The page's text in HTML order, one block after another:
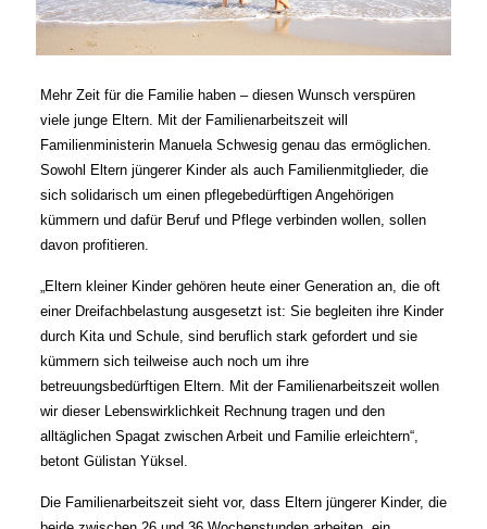
Mehr Zeit für die Familie haben – diesen Wunsch verspüren
viele junge Eltern. Mit der Familienarbeitszeit will
Familienministerin Manuela Schwesig genau das ermöglichen.
Sowohl Eltern jüngerer Kinder als auch Familienmitglieder, die
sich solidarisch um einen pflegebedürftigen Angehörigen
kümmern und dafür Beruf und Pflege verbinden wollen, sollen
davon profitieren.
„Eltern kleiner Kinder gehören heute einer Generation an, die oft
einer Dreifachbelastung ausgesetzt ist: Sie begleiten ihre Kinder
durch Kita und Schule, sind beruflich stark gefordert und sie
kümmern sich teilweise auch noch um ihre
betreuungsbedürftigen Eltern. Mit der Familienarbeitszeit wollen
wir dieser Lebenswirklichkeit Rechnung tragen und den
alltäglichen Spagat zwischen Arbeit und Familie erleichtern“,
betont Gülistan Yüksel.
Die Familienarbeitszeit sieht vor, dass Eltern jüngerer Kinder, die